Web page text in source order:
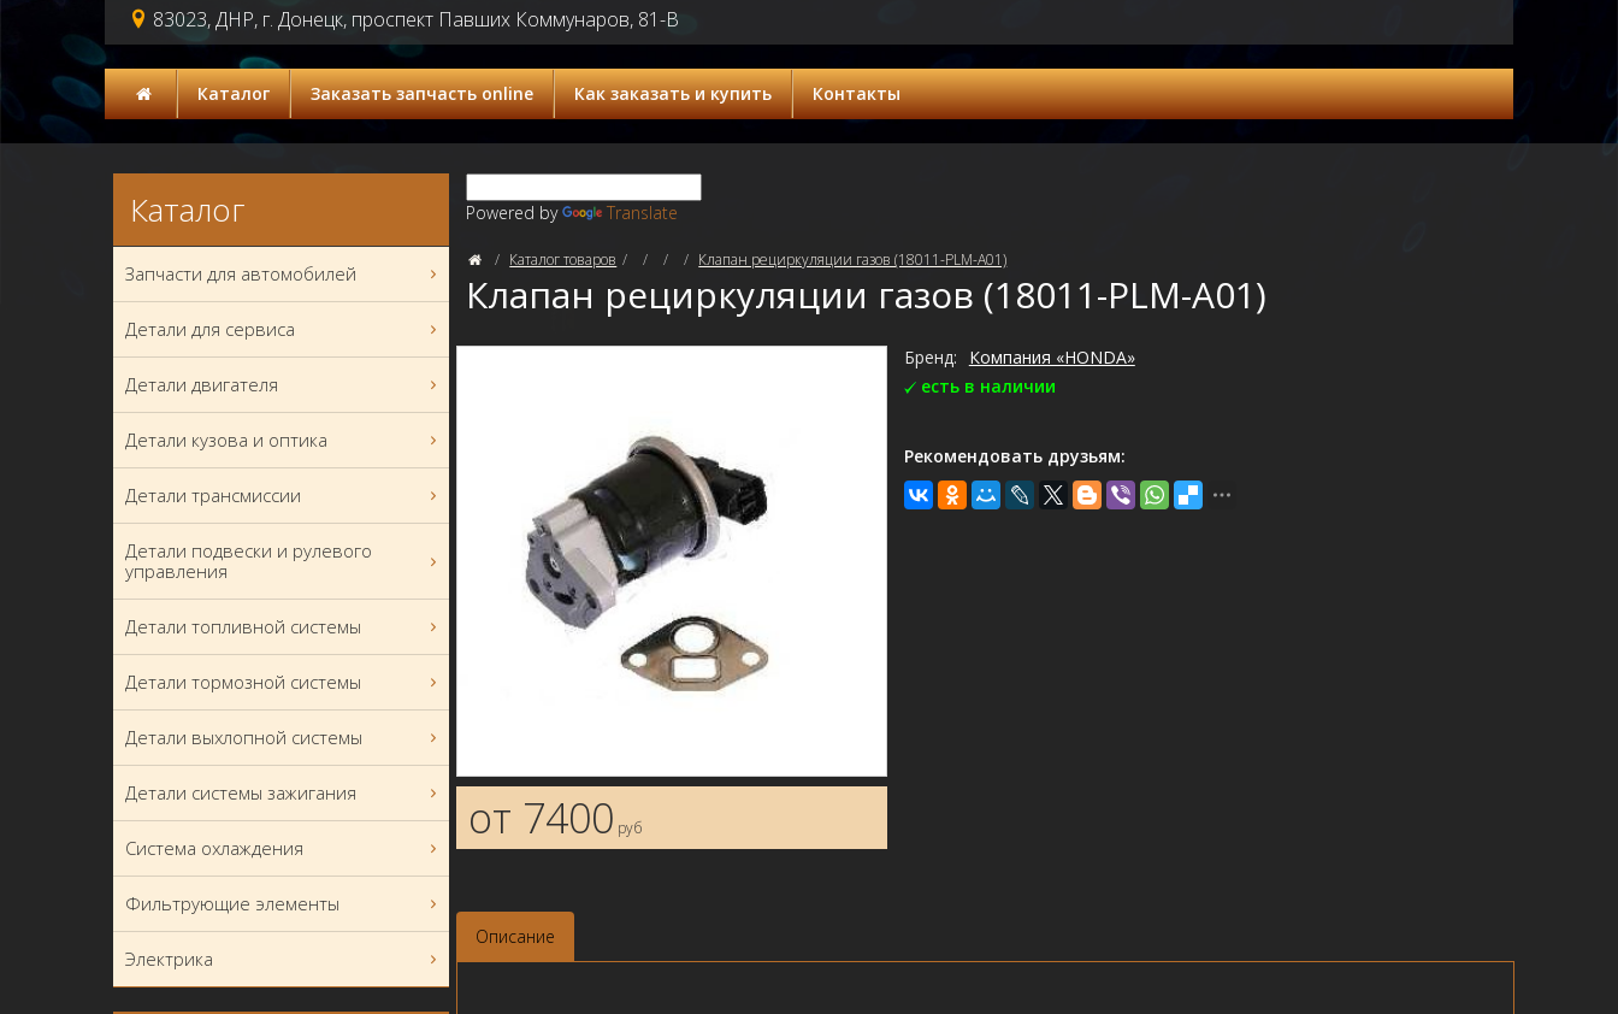
83023, ДНР, г. Донецк, проспект Павших Коммунаров, 81-В
Каталог Заказать запчасть online Как заказать и купить Контакты
Powered by Translate
Каталог товаров Клапан рециркуляции газов (18011-PLM-A01)
Клапан рециркуляции газов (18011-PLM-A01)
от 7400 руб
Бренд:
Компания «HONDA»
есть в наличии
Рекомендовать друзьям:
Описание
Каталог
Запчасти для автомобилей
Детали для сервиса
Детали двигателя
Детали кузова и оптика
Детали трансмиссии
Детали подвески и рулевого
управления
Детали топливной системы
Детали тормозной системы
Детали выхлопной системы
Детали системы зажигания
Система охлаждения
Фильтрующие элементы
Электрика